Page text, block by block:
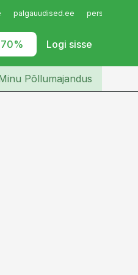
palgauudised.ee
Logi sisse
Iseteenindus
Põllumajandus